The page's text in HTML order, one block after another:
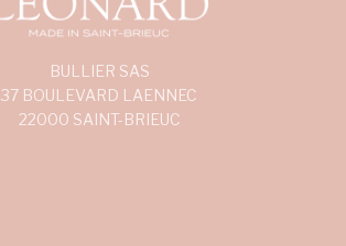
BULLIER SAS
37 BOULEVARD LAENNEC
22000 SAINT-BRIEUC